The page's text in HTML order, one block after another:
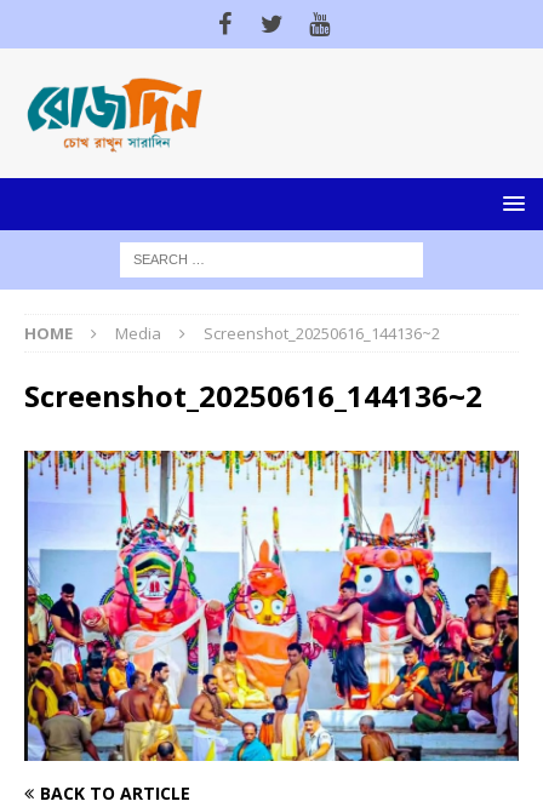
HOME Media Screenshot_20250616_144136~2
Screenshot_20250616_144136~2
BACK TO ARTICLE